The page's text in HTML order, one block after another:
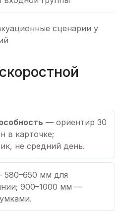
сценарии у
— ориентир 30
в карточке;
не средний день.
мм для
900–1000 мм —